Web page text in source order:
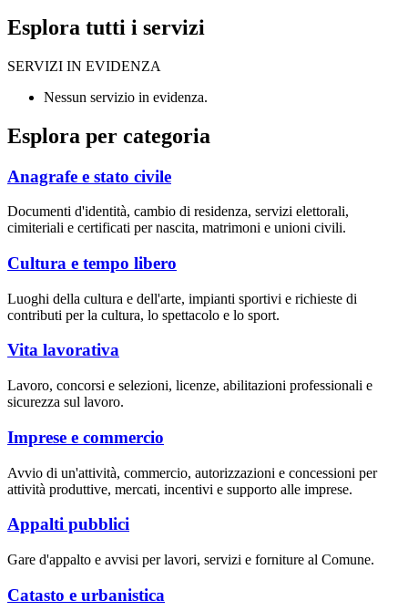
Esplora tutti i servizi
SERVIZI IN EVIDENZA
Nessun servizio in evidenza.
Esplora per categoria
Anagrafe e stato civile
Documenti d'identità, cambio di residenza, servizi elettorali,
cimiteriali e certificati per nascita, matrimoni e unioni civili.
Cultura e tempo libero
Luoghi della cultura e dell'arte, impianti sportivi e richieste di
contributi per la cultura, lo spettacolo e lo sport.
Vita lavorativa
Lavoro, concorsi e selezioni, licenze, abilitazioni professionali e
sicurezza sul lavoro.
Imprese e commercio
Avvio di un'attività, commercio, autorizzazioni e concessioni per
attività produttive, mercati, incentivi e supporto alle imprese.
Appalti pubblici
Gare d'appalto e avvisi per lavori, servizi e forniture al Comune.
Catasto e urbanistica